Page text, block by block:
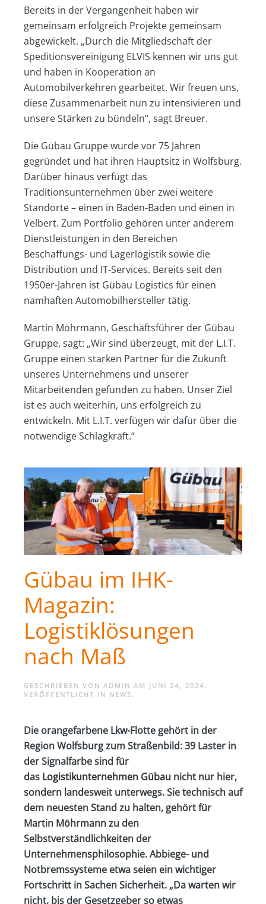
Bereits in der Vergangenheit haben wir
gemeinsam erfolgreich Projekte gemeinsam
abgewickelt. „Durch die Mitgliedschaft der
Speditionsvereinigung ELVIS kennen wir uns gut
und haben in Kooperation an
Automobilverkehren gearbeitet. Wir freuen uns,
diese Zusammenarbeit nun zu intensivieren und
unsere Stärken zu bündeln“, sagt Breuer.
Die Gübau Gruppe wurde vor 75 Jahren
gegründet und hat ihren Hauptsitz in Wolfsburg.
Darüber hinaus verfügt das
Traditionsunternehmen über zwei weitere
Standorte – einen in Baden-Baden und einen in
Velbert. Zum Portfolio gehören unter anderem
Dienstleistungen in den Bereichen
Beschaffungs- und Lagerlogistik sowie die
Distribution und IT-Services. Bereits seit den
1950er-Jahren ist Gübau Logistics für einen
namhaften Automobilhersteller tätig.
Martin Möhrmann, Geschäftsführer der Gübau
Gruppe, sagt: „Wir sind überzeugt, mit der L.I.T.
Gruppe einen starken Partner für die Zukunft
unseres Unternehmens und unserer
Mitarbeitenden gefunden zu haben. Unser Ziel
ist es auch weiterhin, uns erfolgreich zu
entwickeln. Mit L.I.T. verfügen wir dafür über die
notwendige Schlagkraft.“
Gübau im IHK-
Magazin:
Logistiklösungen
nach Maß
GESCHRIEBEN VON ADMIN AM JUNI 24, 2024.
VERÖFFENTLICHT IN NEWS .
Die orangefarbene Lkw-Flotte gehört in der
Region Wolfsburg zum Straßenbild: 39 Laster in
der Si­gnalfarbe sind für
das Logistikunternehmen Gübau nicht nur hier,
sondern landesweit unterwegs. Sie technisch auf
dem neuesten Stand zu halten, gehört für
Martin Möhrmann zu den
Selbstverständlichkeiten der
Unternehmensphilosophie. Abbiege- und
Notbremssysteme etwa seien ein wichtiger
Fortschritt in Sachen Sicherheit. „Da warten wir
nicht, bis der Gesetzgeber so etwas